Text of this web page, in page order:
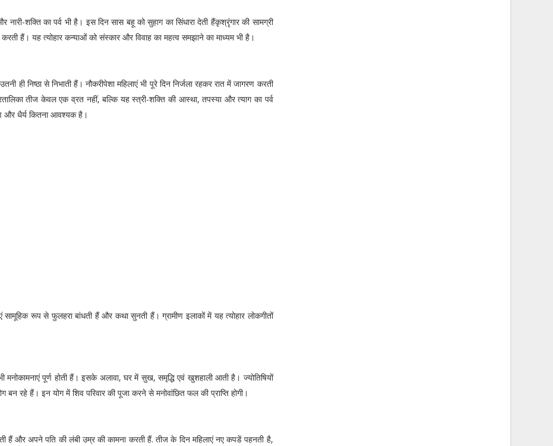
नारी-शक्ति का पर्व भी है। इस दिन सास बहू को सुहाग का सिंधारा देती हैंकृश्रृंगार की सामग्री
हैं। यह त्योहार कन्याओं को संस्कार और विवाह का महत्व समझाने का माध्यम भी है।
निष्ठा से निभाती हैं। नौकरीपेशा महिलाएं भी पूरे दिन निर्जला रहकर रात में जागरण करती
तीज केवल एक व्रत नहीं, बल्कि यह स्त्री-शक्ति की आस्था, तपस्या और त्याग का पर्व
और धैर्य कितना आवश्यक है।
सामूहिक रूप से फुलहरा बांधती हैं और कथा सुनती हैं। ग्रामीण इलाकों में यह त्योहार लोकगीतों
मनोकामनाएं पूर्ण होती हैं। इसके अलावा, घर में सुख, समृद्धि एवं खुशहाली आती है। ज्योतिषियों
रहे हैं। इन योग में शिव परिवार की पूजा करने से मनोवांछित फल की प्राप्ति होगी।
हैं और अपने पति की लंबी उम्र की कामना करती हैं. तीज के दिन महिलाएं नए कपडें पहनती है,